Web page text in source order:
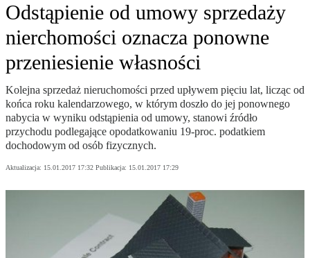
Odstąpienie od umowy sprzedaży
nierchomości oznacza ponowne
przeniesienie własności
Kolejna sprzedaż nieruchomości przed upływem pięciu lat, licząc od
końca roku kalendarzowego, w którym doszło do jej ponownego
nabycia w wyniku odstąpienia od umowy, stanowi źródło
przychodu podlegające opodatkowaniu 19-proc. podatkiem
dochodowym od osób fizycznych.
Aktualizacja: 15.01.2017 17:32 Publikacja: 15.01.2017 17:29